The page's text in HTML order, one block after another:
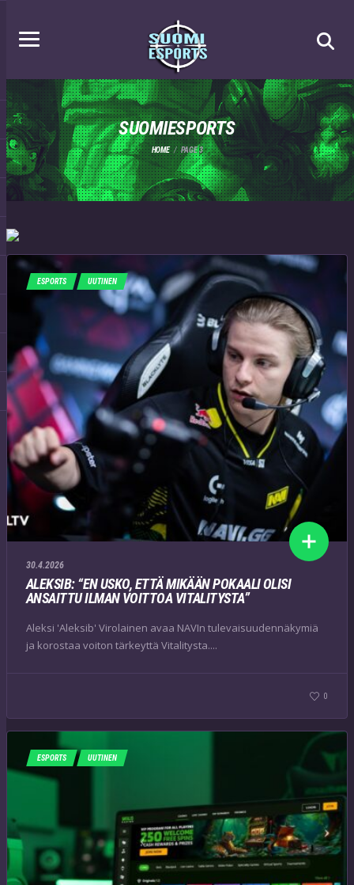
SUOMIESPORTS
HOME PAGE 3
ESPORTS UUTINEN
30.4.2026
ALEKSIB: “EN USKO, ETTÄ MIKÄÄN POKAALI OLISI
ANSAITTU ILMAN VOITTOA VITALITYSTA”
Aleksi 'Aleksib' Virolainen avaa NAVIn tulevaisuudennäkymiä
ja korostaa voiton tärkeyttä Vitalitysta....
0
ESPORTS UUTINEN